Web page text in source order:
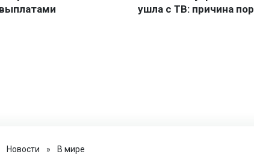
Новости » В мире